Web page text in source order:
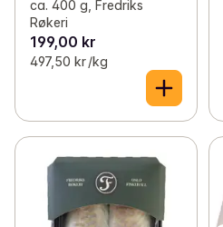
ca. 400 g, Fredriks
Røkeri
199,00 kr
497,50 kr /kg